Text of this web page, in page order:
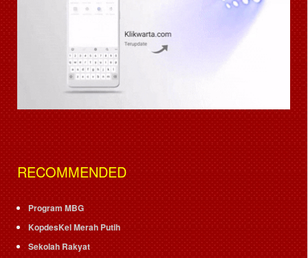
RECOMMENDED
Program MBG
KopdesKel Merah Putih
Sekolah Rakyat